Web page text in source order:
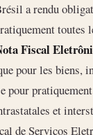
a rendu
toutes
Fiscal
pour les biens,
pour
et
de Serviços